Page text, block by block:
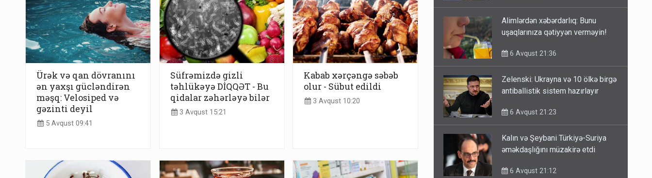
Ürək və qan dövranını
ən yaxşı gücləndirən
məşq: Velosiped və
gəzinti deyil
5 Avqust 09:41
Süfrəmizdə gizli
təhlükəyə DİQQƏT - Bu
qidalar zəhərləyə bilər
3 Avqust 15:21
Kabab xərçəngə səbəb
olur - Sübut edildi
3 Avqust 10:20
Alimlərdən xəbərdarlıq: Bunu
uşaqlarınıza qətiyyən verməyin!
6 Avqust 21:36
Zelenski: Ukrayna və 10 ölkə birgə
antiballistik sistem hazırlayır
6 Avqust 21:23
Kalın və Şeybani Türkiyə-Suriya
əməkdaşlığını müzakirə etdi
6 Avqust 21:12